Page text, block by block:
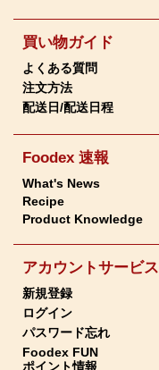
買い物ガイド
よくある質問
注文方法
配送日/配送日程
Foodex 速報
What's News
Recipe
Product Knowledge
アカウントサービス
新規登録
ログイン
パスワード忘れ
Foodex FUN
ポイント情報